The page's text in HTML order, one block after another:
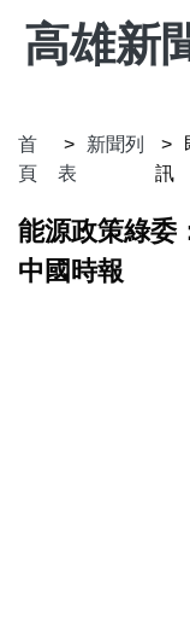
高雄新
首
頁
新聞列
表
訊
能源政策綠委
中國時報